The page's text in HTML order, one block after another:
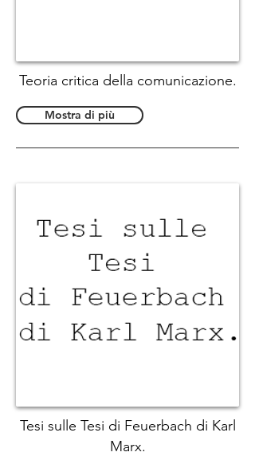
Teoria critica della comunicazione.
Mostra di più
Tesi sulle Tesi di Feuerbach di Karl
Marx.